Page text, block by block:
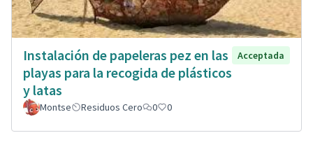
Instalación de papeleras pez en las
playas para la recogida de plásticos
y latas
Acceptada
Montse Residuos Cero 0 0